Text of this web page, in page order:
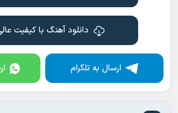
دانلود آهنگ با کیفیت عالی
ارسال به تلگرام